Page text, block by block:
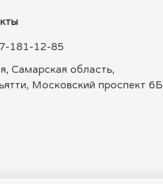
181-12-85
Самарская область,
Московский проспект 6Б